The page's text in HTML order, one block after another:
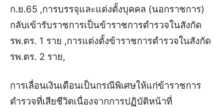
ก.ย.65 ,การบรรจุและแต่งตั้งบุคคล (นอกราชการ)
กลับเข้ารับราชการเป็นข้าราชการตำรวจในสังกัด
รพ.ตร. 1 ราย ,การแต่งตั้งข้าราชการตำรวจในสังกัด
รพ.ตร. 2 ราย,
การเลื่อนเงินเดือนเป็นกรณีพิเศษให้แก่ข้าราชการ
ตำรวจที่เสียชีวิตเนื่องจากการปฏิบัติหน้าที่